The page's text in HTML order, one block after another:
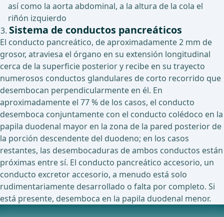
así como la aorta abdominal, a la altura de la cola el
riñón izquierdo
Sistema de conductos pancreáticos
El conducto pancreático, de aproximadamente 2 mm de
grosor, atraviesa el órgano en su extensión longitudinal
cerca de la superficie posterior y recibe en su trayecto
numerosos conductos glandulares de corto recorrido que
desembocan perpendicularmente en él. En
aproximadamente el 77 % de los casos, el conducto
desemboca conjuntamente con el conducto colédoco en la
papila duodenal mayor en la zona de la pared posterior de
la porción descendente del duodeno; en los casos
restantes, las desembocaduras de ambos conductos están
próximas entre sí. El conducto pancreático accesorio, un
conducto excretor accesorio, a menudo está solo
rudimentariamente desarrollado o falta por completo. Si
está presente, desemboca en la papila duodenal menor.
Vascularización